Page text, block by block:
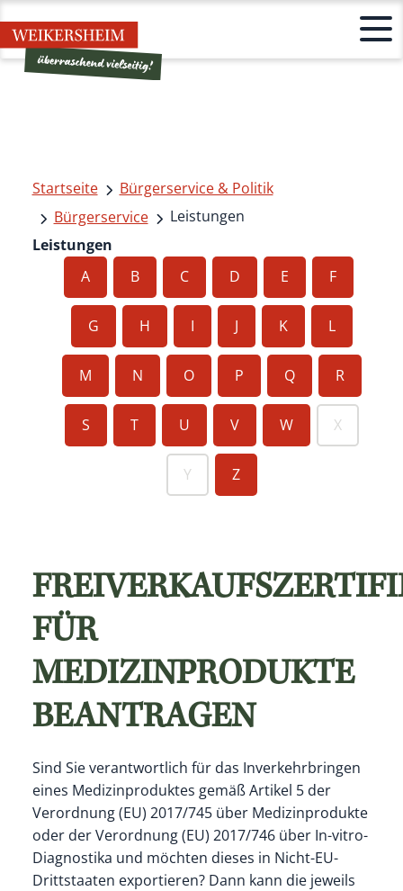
Startseite
Bürgerservice & Politik
Bürgerservice
Leistungen
Leistungen
A
B C D E F
G H I J K L
M N O P Q R
S T U V W X
Y Z
FÜR
MEDIZINPRODUKTE
BEANTRAGEN
Sind Sie verantwortlich für das Inverkehrbringen
eines Medizinproduktes gemäß Artikel 5 der
Verordnung (EU) 2017/745 über Medizinprodukte
oder der Verordnung (EU) 2017/746 über In-vitro-
Diagnostika und möchten dieses in Nicht-EU-
Drittstaaten exportieren? Dann kann die jeweils